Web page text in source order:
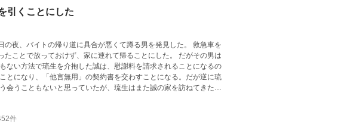
引くことにした
バイトの帰り道に具合が悪くて蹲る男を発見した。 救急車を
放っておけず、家に連れて帰ることにした。 だがその男は
優×孤独な一般人 ●全14話。最終話
でお付
件